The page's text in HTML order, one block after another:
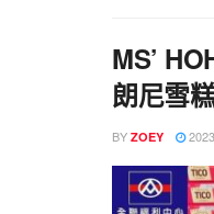
MS’
朗尼雪糕
BY ZOEY